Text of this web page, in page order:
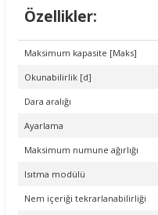
Özellikler:
Maksimum kapasite [Maks]
Okunabilirlik [d]
Dara aralığı
Ayarlama
Maksimum numune ağırlığı
Isıtma modülü
Nem içeriği tekrarlanabilirliği